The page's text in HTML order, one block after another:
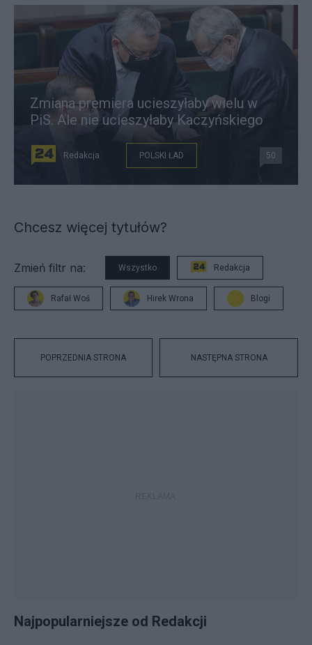
Zmiana premiera ucieszyłaby wielu w
PiS. Ale nie ucieszyłaby Kaczyńskiego
Redakcja POLSKI ŁAD 50
Chcesz więcej tytułów?
Zmień filtr na: Wszystko Redakcja
Rafał Woś Hirek Wrona Blogi
POPRZEDNIA STRONA NASTĘPNA STRONA
Najpopularniejsze od Redakcji